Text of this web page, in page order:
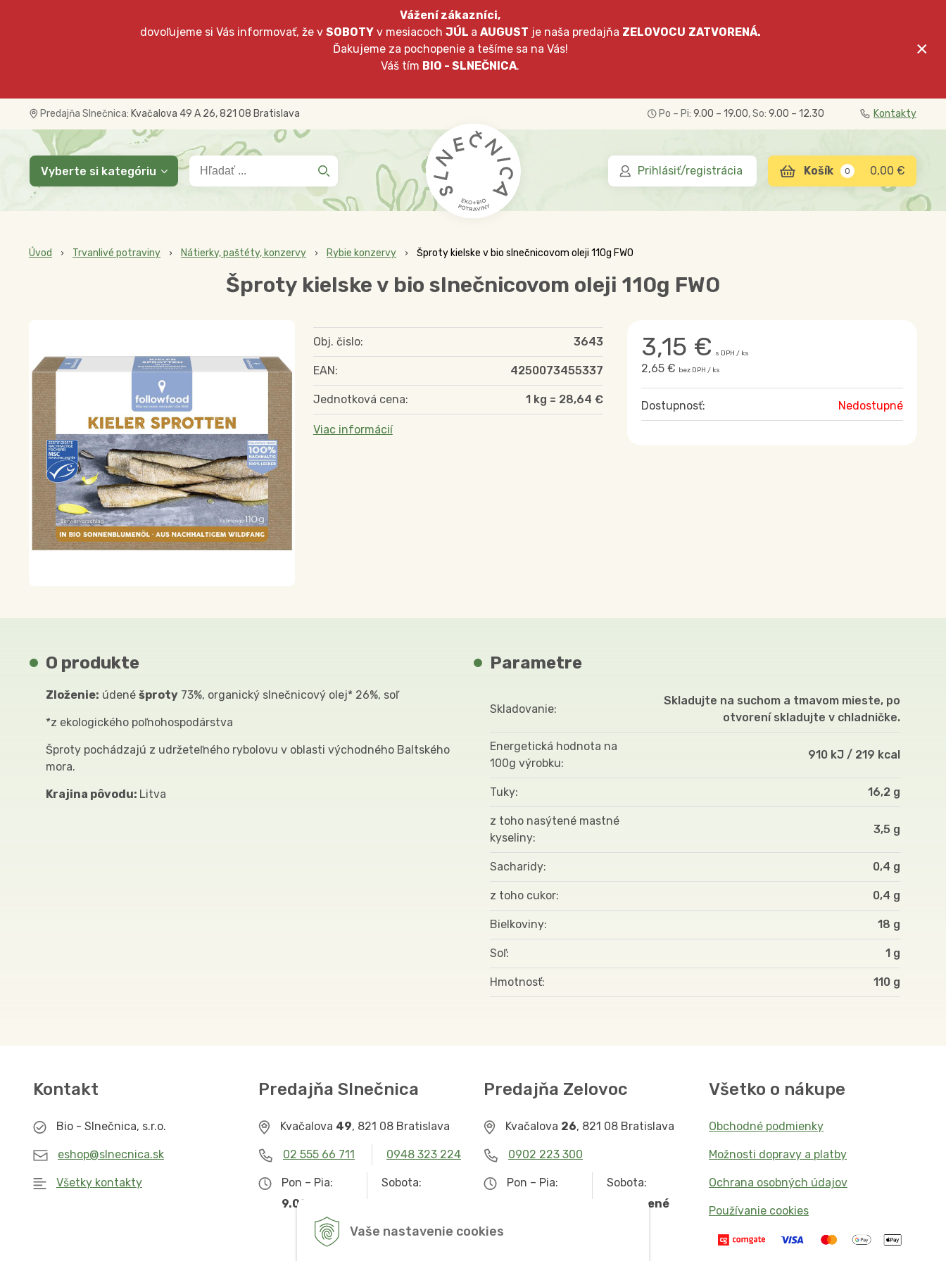
Vaše nastavenie cookies
Vážení zákazníci,
dovoľujeme si Vás informovať, že v SOBOTYv mesiacoch JÚL a AUGUST je naša predajňa ZELOVOCU ZATVORENÁ.
Ďakujeme za pochopenie a tešíme sa na Vás!
Váš tím BIO - SLNEČNICA.
×
Predajňa Slnečnica: Kvačalova 49 A 26, 821 08 Bratislava Po – Pi: 9.00 – 19.00, So: 9.00 – 12.30 Kontakty
Prihlásiť/registrácia 0,00 €
0
Úvod Trvanlivé potraviny Nátierky, paštéty, konzervy Rybie konzervy Šproty kielske v bio slnečnicovom oleji 110g FWO
Šproty kielske v bio slnečnicovom oleji 110g FWO
3,15 € s DPH / ks
2,65 € bez DPH / ks
Dostupnosť: Nedostupné
Obj. čislo: 3643
EAN: 4250073455337
Jednotková cena: 1 kg = 28,64 €
Viac informácií
O produkte
Zloženie: údené šproty 73%, organický slnečnicový olej* 26%, soľ
*z ekologického poľnohospodárstva
Šproty pochádzajú z udržeteľného rybolovu v oblasti východného Baltského
mora.
Krajina pôvodu: Litva
Parametre
Skladovanie
Skladujte na suchom a tmavom mieste, po
otvorení skladujte v chladničke.
Energetická hodnota na
100g výrobku
910 kJ / 219 kcal
Tuky 16,2 g
z toho nasýtené mastné
kyseliny
3,5 g
Sacharidy 0,4 g
z toho cukor 0,4 g
Bielkoviny 18 g
Soľ 1 g
Hmotnosť 110
Vyberte si kategóriu
Kontakt
Bio - Slnečnica, s.r.o.
eshop@slnecnica.sk
Všetky kontakty
Predajňa Slnečnica
Kvačalova 49, 821 08 Bratislava
02 555 66 711 0948 323 224
Pon – Pia:
9.00 – 19.00
Sobota:
Predajňa Zelovoc
Kvačalova 26, 821 08 Bratislava
0902 223 300
Pon – Pia:
Sobota:
Zatvorené
Všetko o nákupe
Obchodné podmienky
Možnosti dopravy a platby
Ochrana osobných údajov
Používanie cookies